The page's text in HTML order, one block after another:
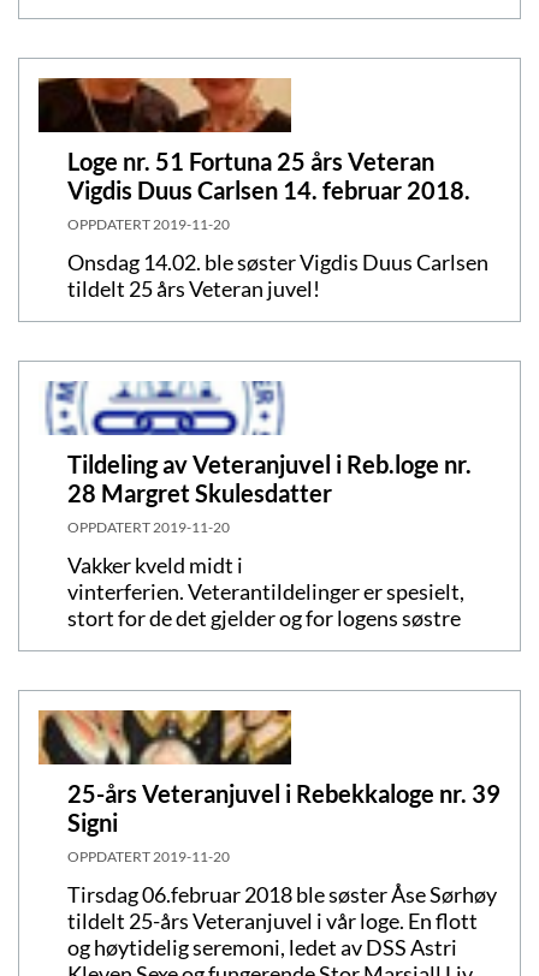
Loge nr. 51 Fortuna 25 års Veteran
Vigdis Duus Carlsen 14. februar 2018.
OPPDATERT 2019-11-20
Onsdag 14.02. ble søster Vigdis Duus Carlsen
tildelt 25 års Veteran juvel!
Tildeling av Veteranjuvel i Reb.loge nr.
28 Margret Skulesdatter
OPPDATERT 2019-11-20
Vakker kveld midt i
vinterferien. Veterantildelinger er spesielt,
stort for de det gjelder og for logens søstre
25-års Veteranjuvel i Rebekkaloge nr. 39
Signi
OPPDATERT 2019-11-20
Tirsdag 06.februar 2018 ble søster Åse Sørhøy
tildelt 25-års Veteranjuvel i vår loge. En flott
og høytidelig seremoni, ledet av DSS Astri